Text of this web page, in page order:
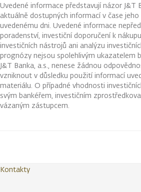
Uvedené informace představují názor J&T
aktuálně dostupných informací v čase
uvedenému dni. Uvedené informace
poradenství, investiční doporučení k
investičních nástrojů ani analýzu
prognózy nejsou spolehlivým ukazatelem
J&T Banka, a.s., nenese žádnou
vzniknout v důsledku použití informací
materiálu. O případné vhodnosti
svým bankéřem, investičním
vázaným zástupcem.
Kontakty